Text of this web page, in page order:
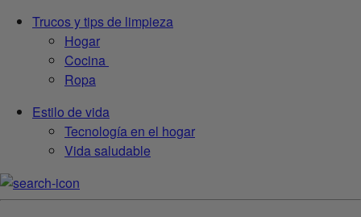
Trucos y tips de limpieza
Hogar
Cocina
Ropa
Estilo de vida
Tecnología en el hogar
Vida saludable